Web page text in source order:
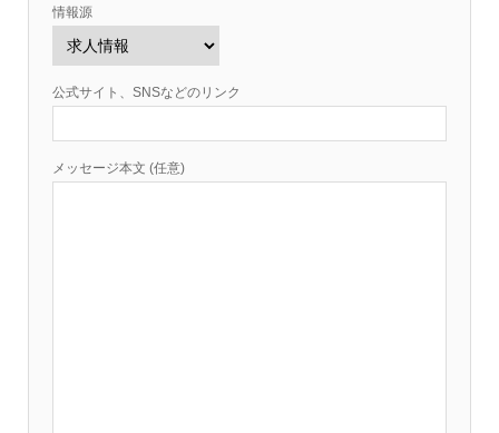
情報源
公式サイト、SNSなどのリンク
メッセージ本文 (任意)